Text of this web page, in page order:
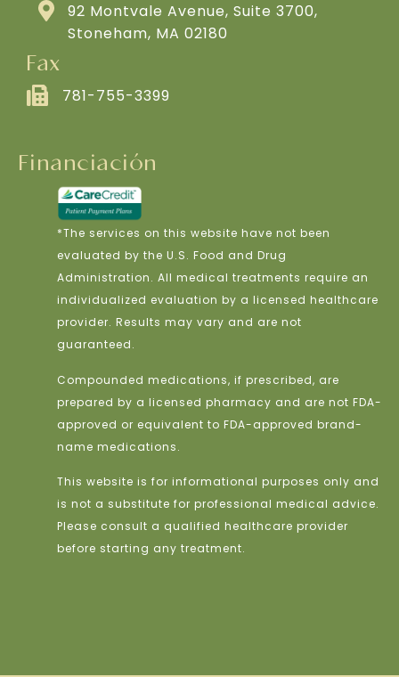
92 Montvale Avenue, Suite 3700,
Stoneham, MA 02180
Fax
781-755-3399
Financiación
*The services on this website have not been
evaluated by the U.S. Food and Drug
Administration. All medical treatments require an
individualized evaluation by a licensed healthcare
provider. Results may vary and are not
guaranteed.
Compounded medications, if prescribed, are
prepared by a licensed pharmacy and are not FDA-
approved or equivalent to FDA-approved brand-
name medications.
This website is for informational purposes only and
is not a substitute for professional medical advice.
Please consult a qualified healthcare provider
before starting any treatment.